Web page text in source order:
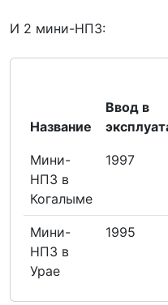
И 2 мини-НПЗ:
Название
Ввод в
Мини-
НПЗ в
Когалыме
1997
Мини-
НПЗ в
Урае
1995